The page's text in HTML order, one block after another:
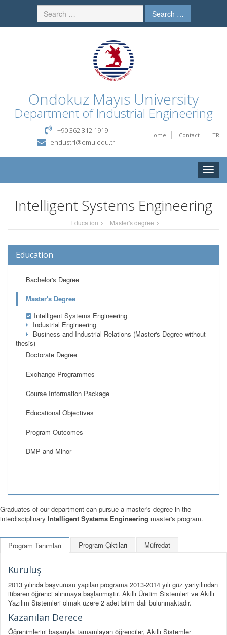
Search …
Ondokuz Mayıs University
Department of Industrial Engineering
Home Contact TR
+90 362 312 1919
endustri@omu.edu.tr
Toggle
Intelligent Systems Engineering
Education Master's degree
Education
Bachelor's Degree
Master's Degree
Intelligent Systems Engineering
Industrial Engineering
Business and Industrial Relations (Master's Degree without
thesis)
Doctorate Degree
Exchange Programmes
Course Information Package
Educational Objectives
Program Outcomes
DMP and Minor
Graduates of our department can pursue a master's degree in the
interdisciplinary Intelligent Systems Engineering master's program.
Program Tanımları Program Çıktıları Müfredat
Kuruluş
2013 yılında başvurusu yapılan programa 2013-2014 yılı güz yarıyılından
itibaren öğrenci alınmaya başlanmıştır. Akıllı Üretim Sistemleri ve Akıllı
Yazılım Sistemleri olmak üzere 2 adet bilim dalı bulunmaktadır.
Kazanılan Derece
Öğrenimlerini başarıyla tamamlayan öğrenciler, Akıllı Sistemler